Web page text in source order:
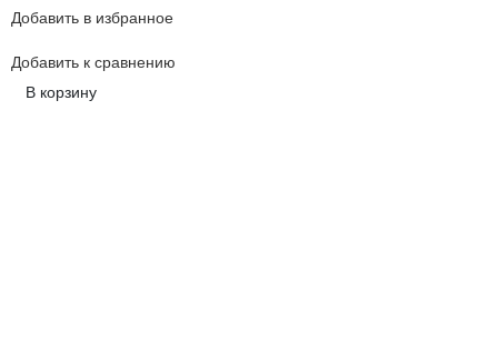
Добавить в избранное
Добавить к сравнению
В корзину